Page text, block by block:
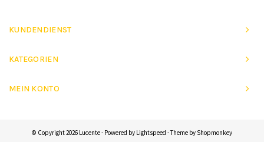
KUNDENDIENST
KATEGORIEN
MEIN KONTO
© Copyright 2026 Lucente - Powered by Lightspeed - Theme by Shopmonkey